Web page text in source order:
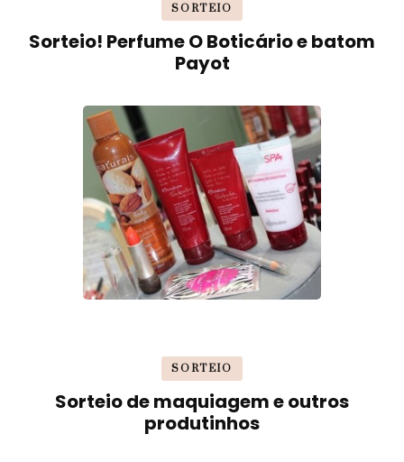
SORTEIO
Sorteio! Perfume O Boticário e batom
Payot
SORTEIO
Sorteio de maquiagem e outros
produtinhos